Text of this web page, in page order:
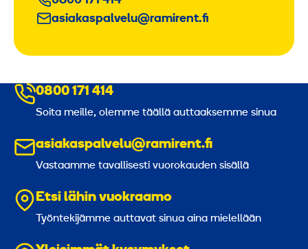
asiakaspalvelu@ramirent.fi
0800 171 414
Soita meille, olemme täällä auttaaksemme sinua
asiakaspalvelu@ramirent.fi
Vastaamme tavallisesti vuorokauden sisällä
Etsi lähin vuokraamo
Työntekijämme auttavat sinua aina mielellään